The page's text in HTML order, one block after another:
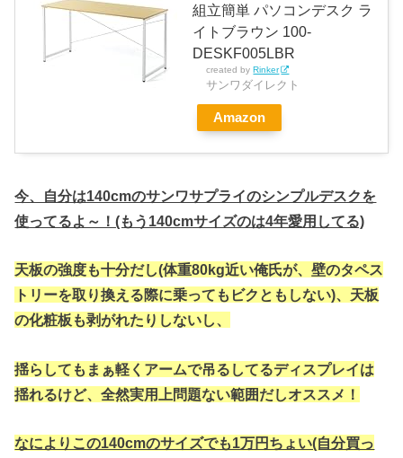
組立簡単 パソコンデスク ラ
イトブラウン 100-
DESKF005LBR
created byRinker
サンワダイレクト
Amazon
今、自分は140cmのサンワサプライのシンプルデスクを
使ってるよ～！(もう140cmサイズのは4年愛用してる)
天板の強度も十分だし(体重80kg近い俺氏が、壁のタペス
トリーを取り換える際に乗ってもビクともしない)、天板
の化粧板も剥がれたりしないし、
揺らしてもまぁ軽くアームで吊るしてるディスプレイは
揺れるけど、全然実用上問題ない範囲だしオススメ！
なによりこの140cmのサイズでも1万円ちょい(自分買っ